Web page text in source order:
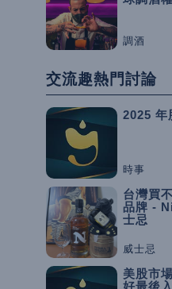
調酒
交流趣熱門討論
2025 年
時事
台灣買
品牌 -
士忌
威士忌
美股市
好最後